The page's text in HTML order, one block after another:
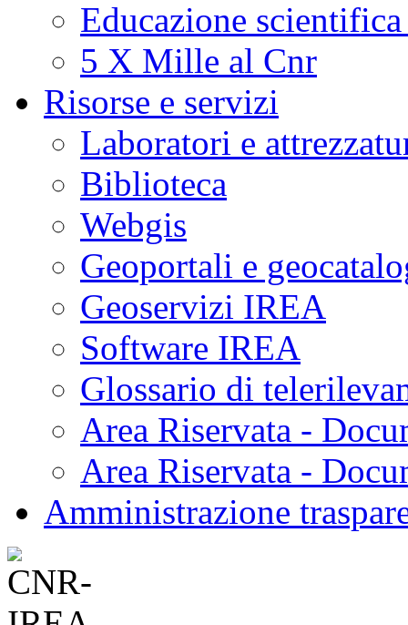
Educazione
5 X Mille al Cnr
Risorse e servizi
Laboratori e
Biblioteca
Webgis
Geoportali e
Geoservizi IREA
Software IREA
Glossario di
Area Riservata -
Area Riservata -
Amministrazione